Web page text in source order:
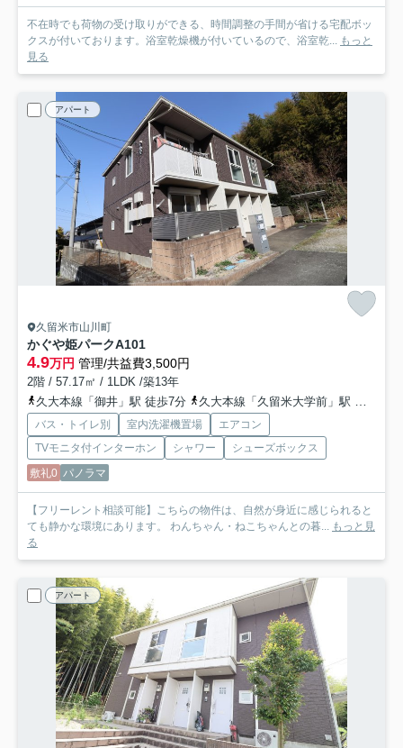
不在時でも荷物の受け取りができる、時間調整の手間が省ける宅配ボッ
クスが付いております。浴室乾燥機が付いているので、浴室乾...
もっと
見る
アパート
久留米市山川町
かぐや姫パークA101
4.9万円 管理/共益費3,500円
2階 / 57.17㎡ / 1LDK /築13年
久大本線「御井」駅 徒歩7分
久大本線「久留米大学前」駅 徒歩23分
バス・トイレ別 室内洗濯機置場
エアコン
TVモニタ付インターホン
シャワー
シューズボックス
敷礼0 パノラマ
【フリーレント相談可能】こちらの物件は、自然が身近に感じられると
ても静かな環境にあります。 わんちゃん・ねこちゃんとの暮...
もっと見
る
アパート